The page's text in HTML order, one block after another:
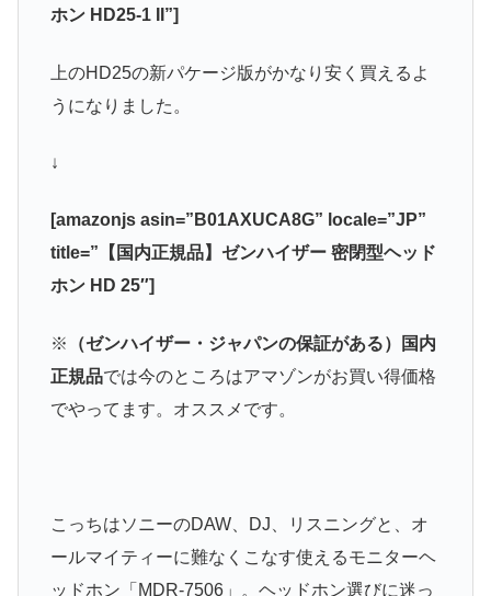
ホン HD25-1 II”]
上のHD25の新パケージ版がかなり安く買えるよ
うになりました。
↓
[amazonjs asin=”B01AXUCA8G” locale=”JP”
title=”【国内正規品】ゼンハイザー 密閉型ヘッド
ホン HD 25″]
※
（ゼンハイザー・ジャパンの保証がある）国内
正規品では今のところはアマゾンがお買い得価格
でやってます。オススメです。
こっちはソニーのDAW、DJ、リスニングと、オ
ールマイティーに難なくこなす使えるモニターヘ
ッドホン「MDR-7506」。ヘッドホン選びに迷っ